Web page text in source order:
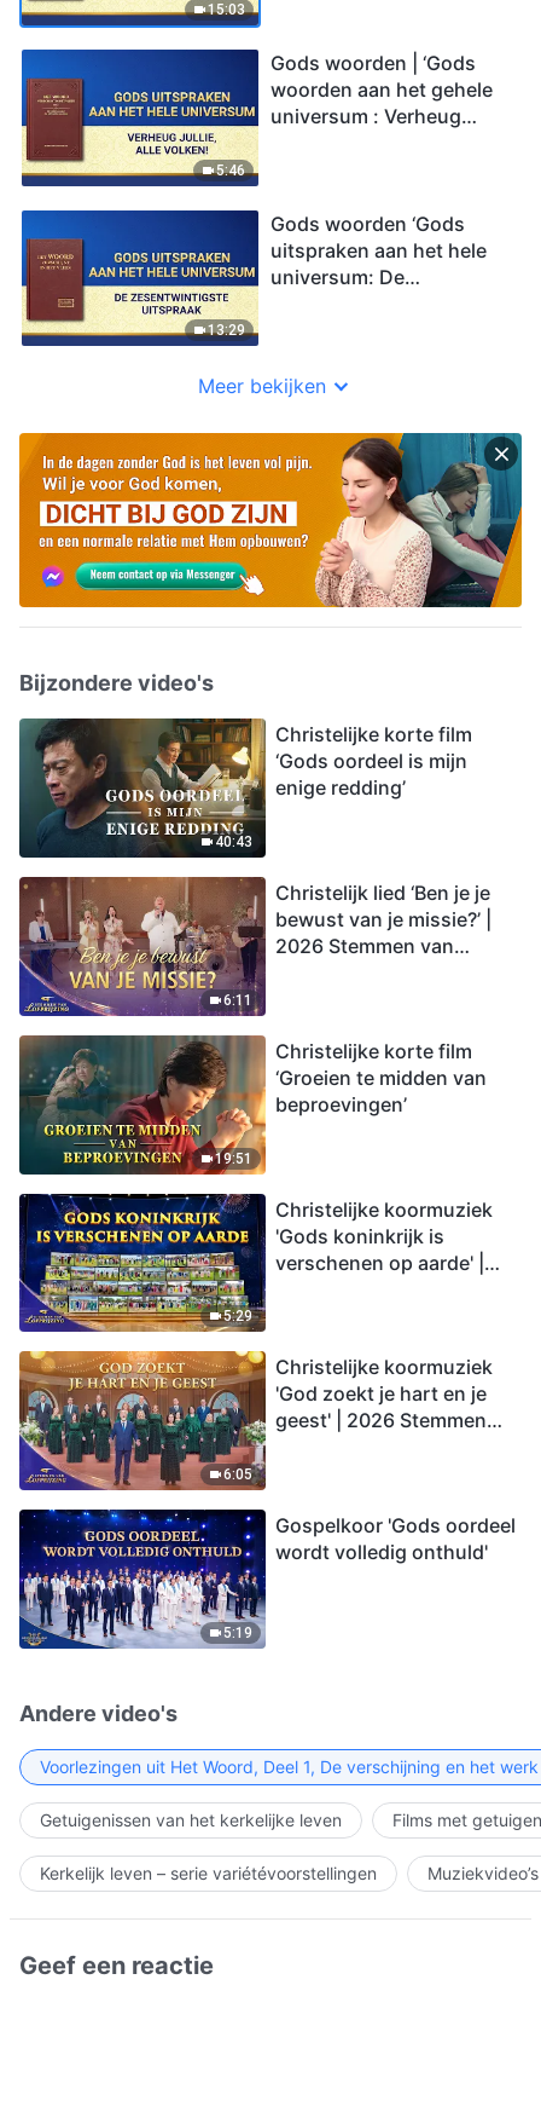
15:03
5:46
Gods woorden | ‘Gods
woorden aan het gehele
universum : Verheug
13:29
Gods woorden ‘Gods
uitspraken aan het hele
universum: De
Meer bekijken
Bijzondere video's
40:43
Christelijke korte film
‘Gods oordeel is mijn
enige redding’
6:11
Christelijk lied ‘Ben je je
bewust van je missie?’ |
2026 Stemmen van
19:51
Christelijke korte film
‘Groeien te midden van
beproevingen’
5:29
Christelijke koormuziek
'Gods koninkrijk is
verschenen op aarde' |
6:05
Christelijke koormuziek
'God zoekt je hart en je
geest' | 2026 Stemmen
5:19
Gospelkoor 'Gods oordeel
wordt volledig onthuld'
Andere video's
Voorlezingen uit Het Woord, Deel 1, De verschijning en het
Getuigenissen van het kerkelijke leven Films met
Kerkelijk leven – serie variétévoorstellingen Muziekvideo’s
Geef een reactie